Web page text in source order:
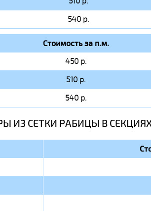
540 р.
Стоимость за п.м.
450 р.
510 р.
540 р.
ИЗ СЕТКИ РАБИЦЫ В